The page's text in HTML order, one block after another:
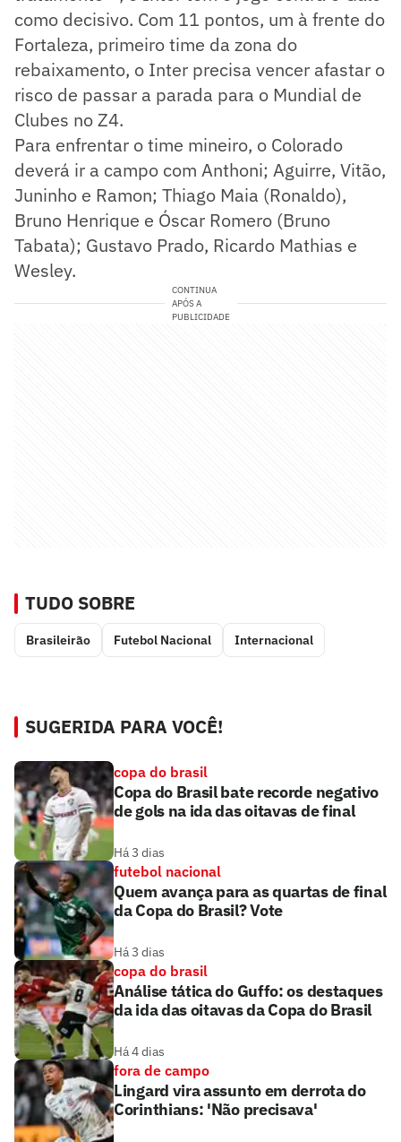
como decisivo. Com 11 pontos, um à frente do
Fortaleza, primeiro time da zona do
rebaixamento, o Inter precisa vencer afastar o
risco de passar a parada para o Mundial de
Clubes no Z4.
Para enfrentar o time mineiro, o Colorado
deverá ir a campo com Anthoni; Aguirre, Vitão,
Juninho e Ramon; Thiago Maia (Ronaldo),
Bruno Henrique e Óscar Romero (Bruno
Tabata); Gustavo Prado, Ricardo Mathias e
Wesley.
CONTINUA
APÓS A
PUBLICIDADE
TUDO SOBRE
Brasileirão Futebol Nacional Internacional
SUGERIDA PARA VOCÊ!
copa do brasil
Copa do Brasil bate recorde negativo
de gols na ida das oitavas de final
Há 3 dias
futebol nacional
Quem avança para as quartas de final
da Copa do Brasil? Vote
Há 3 dias
copa do brasil
Análise tática do Guffo: os destaques
da ida das oitavas da Copa do Brasil
Há 4 dias
fora de campo
Lingard vira assunto em derrota do
Corinthians: 'Não precisava'